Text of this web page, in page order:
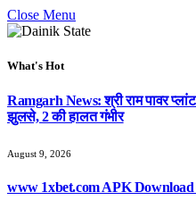
Close Menu
What's Hot
Ramgarh News: श्री राम पावर
झुलसे, 2 की हालत गंभीर
August 9, 2026
www 1xbet.com APK